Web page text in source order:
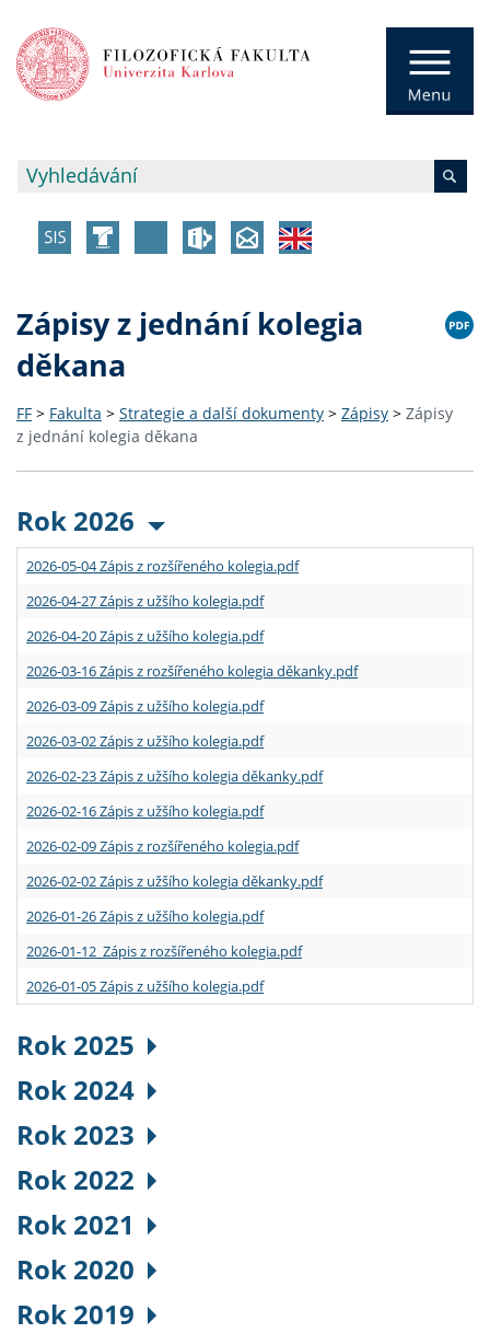
Zápisy z jednání kolegia
děkana
FF > Fakulta > Strategie a další dokumenty > Zápisy > Zápisy
z jednání kolegia děkana
Rok 2026
2026-05-04 Zápis z rozšířeného kolegia.pdf
2026-04-27 Zápis z užšího kolegia.pdf
2026-04-20 Zápis z užšího kolegia.pdf
2026-03-16 Zápis z rozšířeného kolegia děkanky.pdf
2026-03-09 Zápis z užšího kolegia.pdf
2026-03-02 Zápis z užšího kolegia.pdf
2026-02-23 Zápis z užšího kolegia děkanky.pdf
2026-02-16 Zápis z užšího kolegia.pdf
2026-02-09 Zápis z rozšířeného kolegia.pdf
2026-02-02 Zápis z užšího kolegia děkanky.pdf
2026-01-26 Zápis z užšího kolegia.pdf
2026-01-12 Zápis z rozšířeného kolegia.pdf
2026-01-05 Zápis z užšího kolegia.pdf
Rok 2025
Rok 2024
Rok 2023
Rok 2022
Rok 2021
Rok 2020
Rok 2019